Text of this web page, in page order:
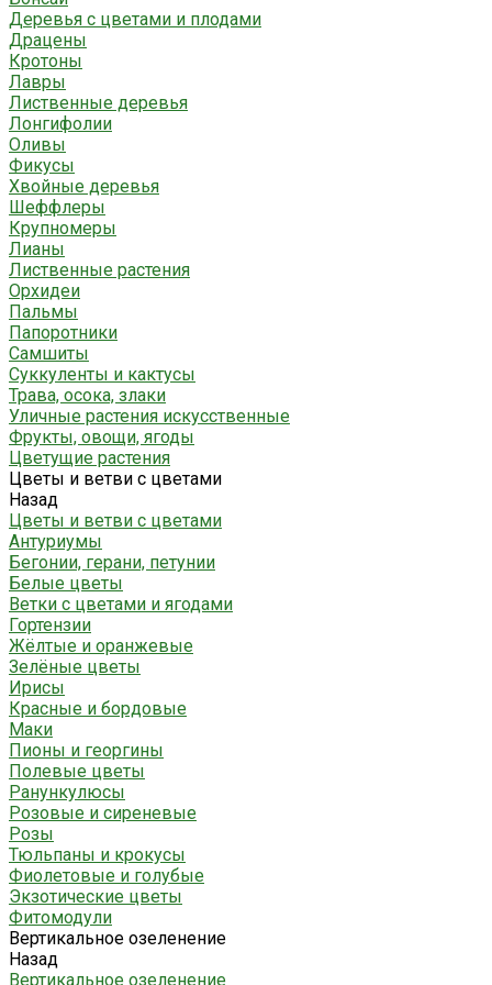
Деревья с цветами и плодами
Драцены
Кротоны
Лавры
Лиственные деревья
Лонгифолии
Оливы
Фикусы
Хвойные деревья
Шеффлеры
Крупномеры
Лианы
Лиственные растения
Орхидеи
Пальмы
Папоротники
Самшиты
Суккуленты и кактусы
Трава, осока, злаки
Уличные растения искусственные
Фрукты, овощи, ягоды
Цветущие растения
Цветы и ветви с цветами
Назад
Цветы и ветви с цветами
Антуриумы
Бегонии, герани, петунии
Белые цветы
Ветки с цветами и ягодами
Гортензии
Жёлтые и оранжевые
Зелёные цветы
Ирисы
Красные и бордовые
Маки
Пионы и георгины
Полевые цветы
Ранункулюсы
Розовые и сиреневые
Розы
Тюльпаны и крокусы
Фиолетовые и голубые
Экзотические цветы
Фитомодули
Вертикальное озеленение
Назад
Вертикальное озеленение